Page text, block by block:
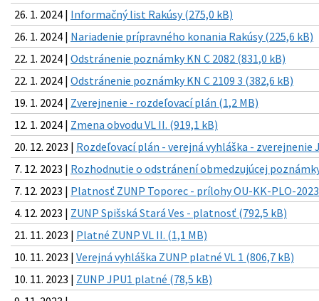
26. 1. 2024 | Informačný list Rakúsy (275,0 kB)
26. 1. 2024 | Nariadenie prípravného konania Rakúsy (225,6 kB)
22. 1. 2024 | Odstránenie poznámky KN C 2082 (831,0 kB)
22. 1. 2024 | Odstránenie poznámky KN C 2109 3 (382,6 kB)
19. 1. 2024 | Zverejnenie - rozdeľovací plán (1,2 MB)
12. 1. 2024 | Zmena obvodu VL II. (919,1 kB)
20. 12. 2023 | Rozdeľovací plán - verejná vyhláška - zverejnenie
7. 12. 2023 | Rozhodnutie o odstránení obmedzujúcej
7. 12. 2023 | Platnosť ZUNP Toporec - prílohy OU-KK-PLO-
4. 12. 2023 | ZUNP Spišská Stará Ves - platnosť (792,5 kB)
21. 11. 2023 | Platné ZUNP VL II. (1,1 MB)
10. 11. 2023 | Verejná vyhláška ZUNP platné VL 1 (806,7 kB)
10. 11. 2023 | ZUNP JPU1 platné (78,5 kB)